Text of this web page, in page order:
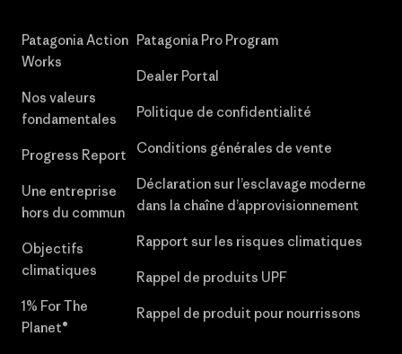
Patagonia Action
Works
Nos valeurs
fondamentales
Progress Report
Une entreprise
hors du commun
Objectifs
climatiques
1% For The
Planet®
Patagonia Pro Program
Dealer Portal
Politique de confidentialité
Conditions générales de vente
Déclaration sur l’esclavage moderne
dans la chaîne d’approvisionnement
Rapport sur les risques climatiques
Rappel de produits UPF
Rappel de produit pour nourrissons